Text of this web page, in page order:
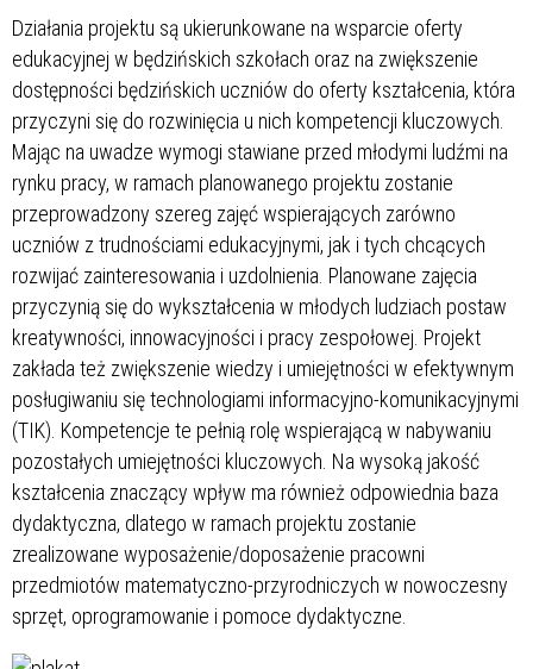
Działania projektu są ukierunkowane na wsparcie oferty
edukacyjnej w będzińskich szkołach oraz na zwiększenie
dostępności będzińskich uczniów do oferty kształcenia, która
przyczyni się do rozwinięcia u nich kompetencji kluczowych.
Mając na uwadze wymogi stawiane przed młodymi ludźmi na
rynku pracy, w ramach planowanego projektu zostanie
przeprowadzony szereg zajęć wspierających zarówno
uczniów z trudnościami edukacyjnymi, jak i tych chcących
rozwijać zainteresowania i uzdolnienia. Planowane zajęcia
przyczynią się do wykształcenia w młodych ludziach postaw
kreatywności, innowacyjności i pracy zespołowej. Projekt
zakłada też zwiększenie wiedzy i umiejętności w efektywnym
posługiwaniu się technologiami informacyjno-komunikacyjnymi
(TIK). Kompetencje te pełnią rolę wspierającą w nabywaniu
pozostałych umiejętności kluczowych. Na wysoką jakość
kształcenia znaczący wpływ ma również odpowiednia baza
dydaktyczna, dlatego w ramach projektu zostanie
zrealizowane wyposażenie/doposażenie pracowni
przedmiotów matematyczno-przyrodniczych w nowoczesny
sprzęt, oprogramowanie i pomoce dydaktyczne.